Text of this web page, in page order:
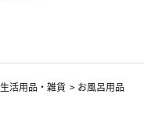
生活用品・雑貨 > お風呂用品